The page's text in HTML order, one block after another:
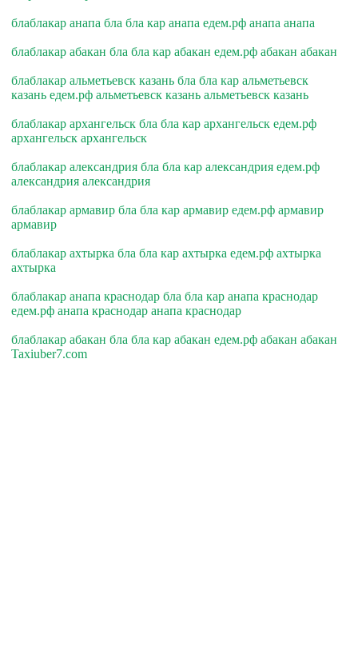
блаблакар анапа бла бла кар анапа едем.рф анапа анапа
блаблакар абакан бла бла кар абакан едем.рф абакан абакан
блаблакар альметьевск казань бла бла кар альметьевск
казань едем.рф альметьевск казань альметьевск казань
блаблакар архангельск бла бла кар архангельск едем.рф
архангельск архангельск
блаблакар александрия бла бла кар александрия едем.рф
александрия александрия
блаблакар армавир бла бла кар армавир едем.рф армавир
армавир
блаблакар ахтырка бла бла кар ахтырка едем.рф ахтырка
ахтырка
блаблакар анапа краснодар бла бла кар анапа краснодар
едем.рф анапа краснодар анапа краснодар
блаблакар абакан бла бла кар абакан едем.рф абакан абакан
Taxiuber7.com